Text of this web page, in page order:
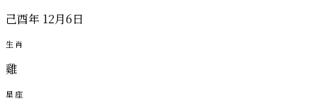
己酉年 12月6日
生肖
雞
星座